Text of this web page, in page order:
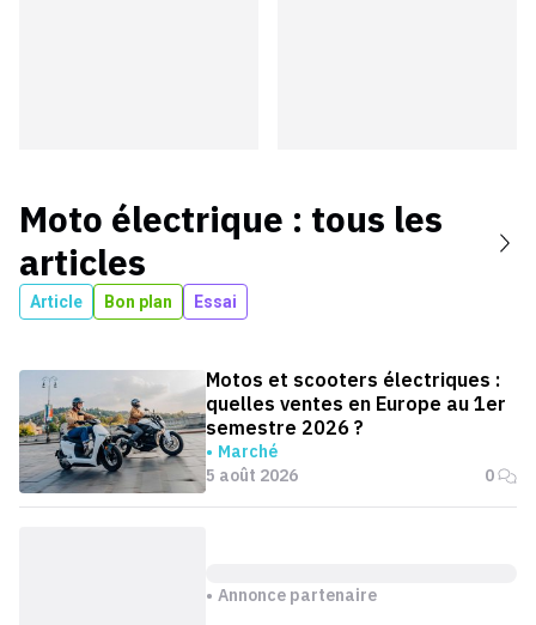
Moto électrique : tous les
articles
Article Bon plan Essai
Motos et scooters électriques :
quelles ventes en Europe au 1er
semestre 2026 ?
Marché
5 août 2026
0
Annonce partenaire